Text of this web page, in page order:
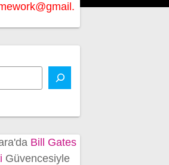
Bill Gates
Güvencesiyle